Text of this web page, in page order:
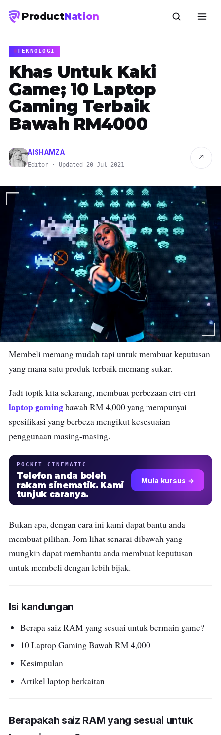
ProductNation
TEKNOLOGI
Khas Untuk Kaki
Game; 10 Laptop
Gaming Terbaik
Bawah RM4000
AISHAMZA
Editor · Updated 20 Jul 2021
↗
Membeli memang mudah tapi untuk membuat keputusan
yang mana satu produk terbaik memang sukar.
Jadi topik kita sekarang, membuat perbezaan ciri-ciri
laptop gamingbawah RM 4,000 yang mempunyai
spesifikasi yang berbeza mengikut kesesuaian
penggunaan masing-masing.
POCKET CINEMATIC
Telefon anda boleh
rakam sinematik. Kami
tunjuk caranya.
Mula kursus →
Bukan apa, dengan cara ini kami dapat bantu anda
membuat pilihan. Jom lihat senarai dibawah yang
mungkin dapat membantu anda membuat keputusan
untuk membeli dengan lebih bijak.
Isi kandungan
Berapa saiz RAM yang sesuai untuk bermain game?
10 Laptop Gaming Bawah RM 4,000
Kesimpulan
Artikel laptop berkaitan
Berapakah saiz RAM yang sesuai untuk